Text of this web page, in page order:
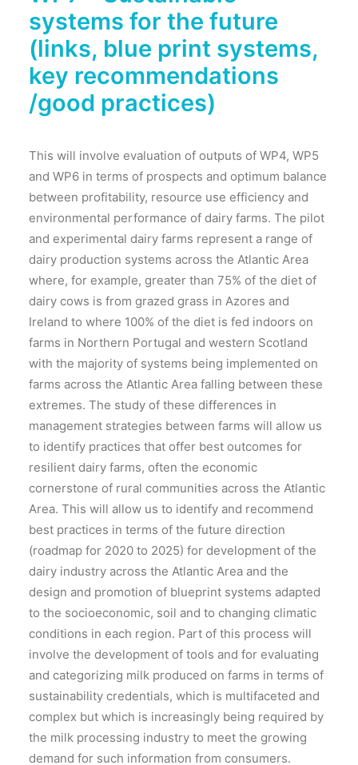
systems for the future
(links, blue print systems,
key recommendations
/good practices)
This will involve evaluation of outputs of WP4, WP5
and WP6 in terms of prospects and optimum balance
between profitability, resource use efficiency and
environmental performance of dairy farms. The pilot
and experimental dairy farms represent a range of
dairy production systems across the Atlantic Area
where, for example, greater than 75% of the diet of
dairy cows is from grazed grass in Azores and
Ireland to where 100% of the diet is fed indoors on
farms in Northern Portugal and western Scotland
with the majority of systems being implemented on
farms across the Atlantic Area falling between these
extremes. The study of these differences in
management strategies between farms will allow us
to identify practices that offer best outcomes for
resilient dairy farms, often the economic
cornerstone of rural communities across the Atlantic
Area. This will allow us to identify and recommend
best practices in terms of the future direction
(roadmap for 2020 to 2025) for development of the
dairy industry across the Atlantic Area and the
design and promotion of blueprint systems adapted
to the socioeconomic, soil and to changing climatic
conditions in each region. Part of this process will
involve the development of tools and for evaluating
and categorizing milk produced on farms in terms of
sustainability credentials, which is multifaceted and
complex but which is increasingly being required by
the milk processing industry to meet the growing
demand for such information from consumers.